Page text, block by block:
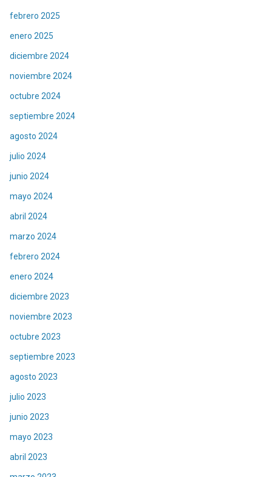
febrero 2025
enero 2025
diciembre 2024
noviembre 2024
octubre 2024
septiembre 2024
agosto 2024
julio 2024
junio 2024
mayo 2024
abril 2024
marzo 2024
febrero 2024
enero 2024
diciembre 2023
noviembre 2023
octubre 2023
septiembre 2023
agosto 2023
julio 2023
junio 2023
mayo 2023
abril 2023